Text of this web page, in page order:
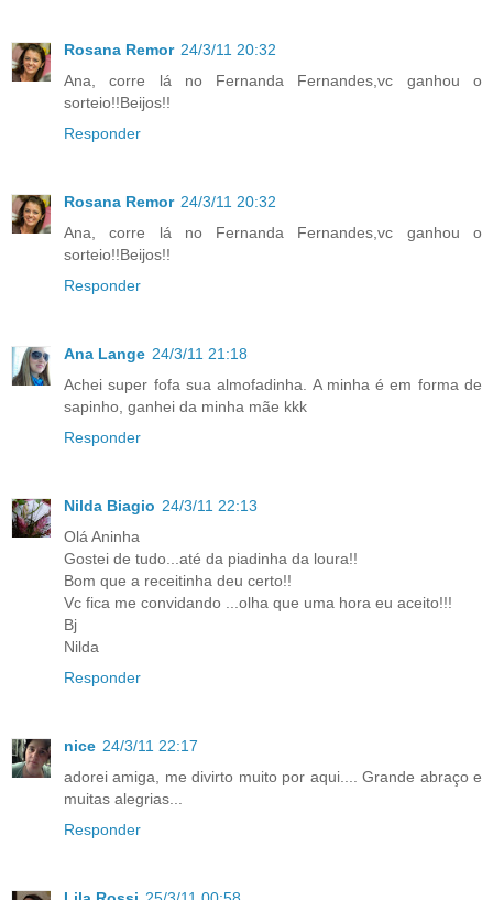
Rosana Remor 24/3/11 20:32
Ana, corre lá no Fernanda Fernandes,vc ganhou o
sorteio!!Beijos!!
Responder
Rosana Remor 24/3/11 20:32
Ana, corre lá no Fernanda Fernandes,vc ganhou o
sorteio!!Beijos!!
Responder
Ana Lange 24/3/11 21:18
Achei super fofa sua almofadinha. A minha é em forma de
sapinho, ganhei da minha mãe kkk
Responder
Nilda Biagio 24/3/11 22:13
Olá Aninha
Gostei de tudo...até da piadinha da loura!!
Bom que a receitinha deu certo!!
Vc fica me convidando ...olha que uma hora eu aceito!!!
Bj
Nilda
Responder
nice 24/3/11 22:17
adorei amiga, me divirto muito por aqui.... Grande abraço e
muitas alegrias...
Responder